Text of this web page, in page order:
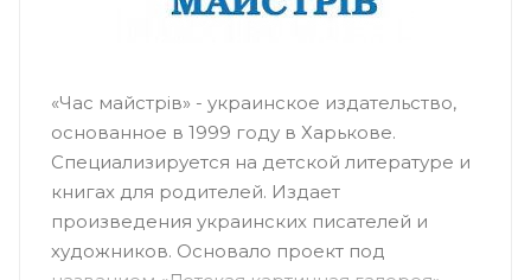
«Час майстрів» - украинское издательство,
основанное в 1999 году в Харькове.
Специализируется на детской литературе и
книгах для родителей. Издает
произведения украинских писателей и
художников. Основало проект под